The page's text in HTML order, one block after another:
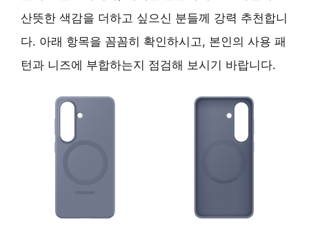
산뜻한 색감을 더하고 싶으신 분들께 강력 추천합니
다. 아래 항목을 꼼꼼히 확인하시고, 본인의 사용 패
턴과 니즈에 부합하는지 점검해 보시기 바랍니다.